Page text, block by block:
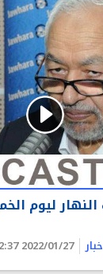
2022/01/27 12:37